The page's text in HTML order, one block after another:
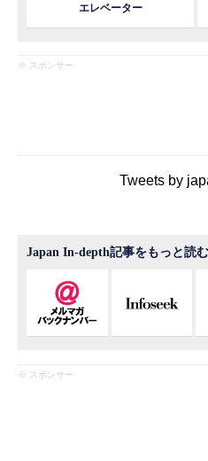
エレベーター
※ スポンサー
Tweets by
Japan In-depth記事をもっと読む
※ スポンサー